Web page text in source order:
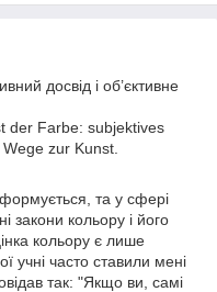
досвід і об’єктивне
der Farbe: subjektives
zur Kunst.
та у сфері
закони кольору і його
кольору є лише
учні часто ставили мені
так: "Якщо ви, самі